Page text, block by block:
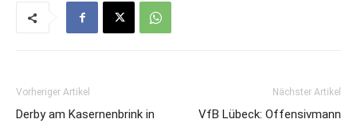
Vorheriger Artikel
Derby am Kasernenbrink in
Nächster Artikel
VfB Lübeck: Offensivmann